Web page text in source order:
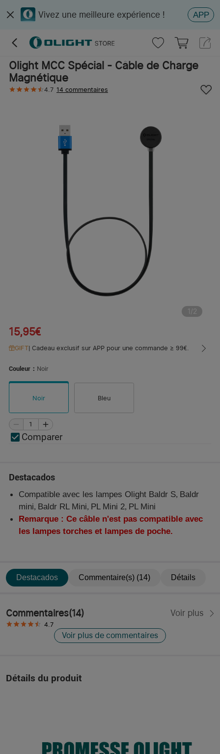
Vivez une meilleure expérience ! APP
Olight MCC Spécial - Câble de Charge
Magnétique
4.7 14 commentaires
1/2
15,95€
GIFT| Cadeau exclusif sur APP pour une commande ≥ 99€.
Couleur： Noir
Noir Bleu
Comparer
Destacados
Compatible avec les lampes Olight Baldr S, Baldr
mini, Baldr RL Mini, PL Mini 2, PL Mini
Remarque : Ce câble n'est pas compatible avec
les lampes torches et lampes de poche.
Destacados Commentaire(s) (14) Détails
Commentaires(14) Voir plus
4.7
Voir plus de commentaires
Détails du produit